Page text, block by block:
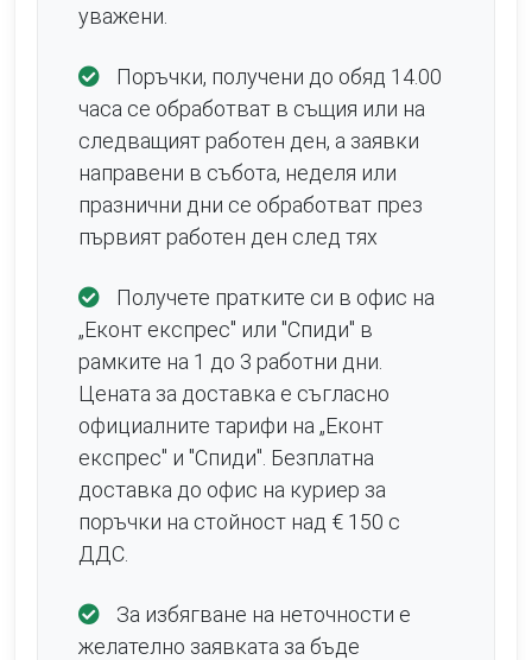
уважени.
Поръчки, получени до обяд 14.00
часа се обработват в същия или на
следващият работен ден, а заявки
направени в събота, неделя или
празнични дни се обработват през
първият работен ден след тях
Получете пратките си в офис на
„Еконт експрес" или "Спиди" в
рамките на 1 до 3 работни дни.
Цената за доставка е съгласно
официалните тарифи на „Еконт
експрес" и "Спиди". Безплатна
доставка до офис на куриер за
поръчки на стойност над € 150 с
ДДС.
За избягване на неточности е
желателно заявката за бъде